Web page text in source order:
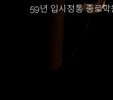
59년 입시정통 종로